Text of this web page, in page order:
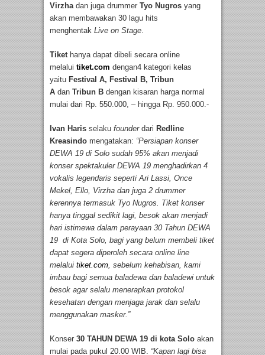
Virzha dan juga drummer Tyo Nugros yang
akan membawakan 30 lagu hits
menghentak Live on Stage
Tiket hanya dapat dibeli secara online
melalui tiket.com dengan4 kategori kelas
yaitu Festival A, Festival B, Tribun
A dan Tribun B dengan kisaran harga normal
mulai dari Rp. 550.000, – hingga Rp. 950.000.-
Ivan Haris selaku founderdari Redline
Kreasindo mengatakan: “Persiapan konser
DEWA 19 di Solo sudah 95% akan menjadi
konser spektakuler DEWA 19 menghadirkan 4
vokalis legendaris seperti Ari Lassi, Once
Mekel, Ello, Virzha dan juga 2 drummer
kerennya termasuk Tyo Nugros. Tiket konser
hanya tinggal sedikit lagi, besok akan menjadi
hari istimewa dalam perayaan 30 Tahun DEWA
19 di Kota Solo, bagi yang belum membeli tiket
dapat segera diperoleh secara online line
melalui tiket.com , sebelum kehabisan, kami
imbau bagi semua baladewa dan baladewi untuk
besok agar selalu menerapkan protokol
kesehatan dengan menjaga jarak dan selalu
menggunakan masker.”
Konser 30 TAHUN DEWA 19 di kota Solo akan
mulai pada pukul 20.00 WIB. “Kapan lagi bisa